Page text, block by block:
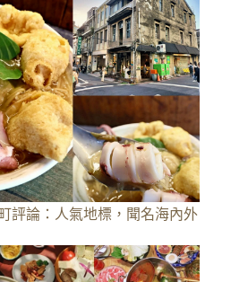
評論：人氣地標，聞名海內外